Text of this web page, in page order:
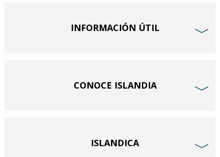
INFORMACIÓN ÚTIL ﹀
CONOCE ISLANDIA ﹀
ISLANDICA ﹀